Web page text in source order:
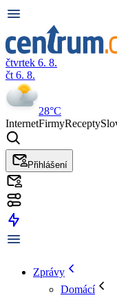
čtvrtek 6. 8.
čt 6. 8.
28°C
InternetFirmyRecepty
Přihlášení
Zprávy
Domácí